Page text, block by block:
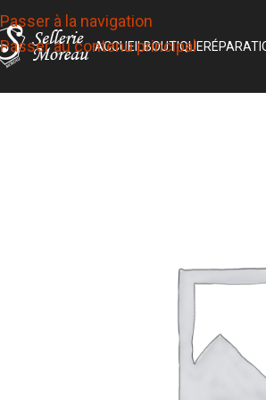
Passer à la navigation
Passer au contenu principal
ACCUEILBOUTIQUE